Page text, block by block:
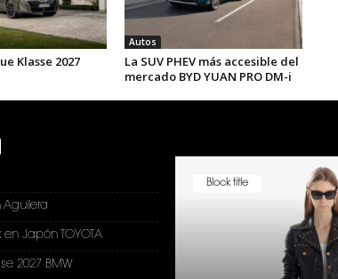
Klasse 2027
Autos
La SUV PHEV más accesible del
mercado BYD YUAN PRO DM-i
Aguilera
Japón TOYOTA
2027 BMW
Block title